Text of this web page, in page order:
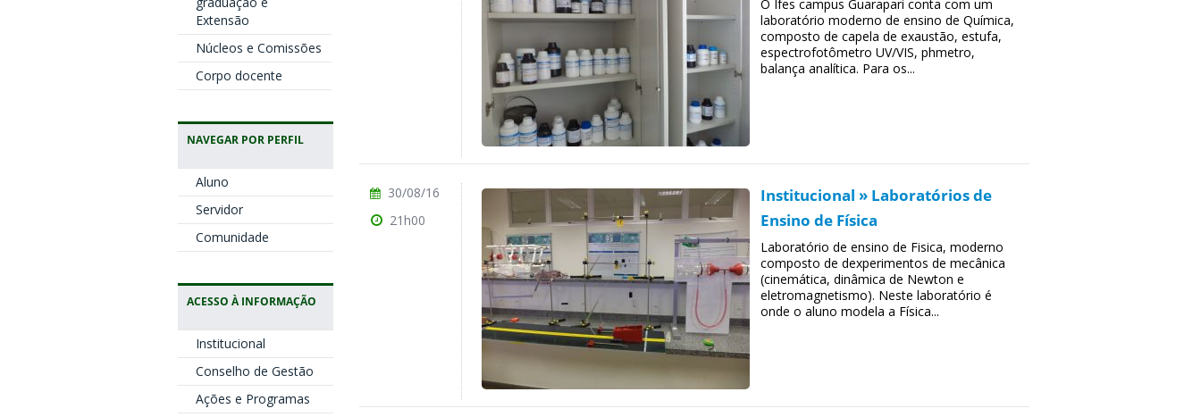
Extensão
Núcleos e Comissões
Corpo docente
NAVEGAR POR PERFIL
Aluno
Servidor
Comunidade
ACESSO À INFORMAÇÃO
Institucional
Conselho de Gestão
Ações e Programas
O Ifes campus Guarapari conta com um
laboratório moderno de ensino de Química,
composto de capela de exaustão, estufa,
espectrofotômetro UV/VIS, phmetro,
balança analítica. Para os...
Institucional » Laboratórios de
Ensino de Física
Laboratório de ensino de Fisica, moderno
composto de dexperimentos de mecânica
(cinemática, dinâmica de Newton e
eletromagnetismo). Neste laboratório é
onde o aluno modela a Física...
30/08/16
21h00